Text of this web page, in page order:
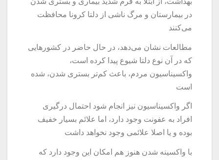
در بیمارستان و مرگ ناشی از دلتا کرونا محافظت
می‌کنند
مطالعات نشان می‌دهد، در حال حاضر در کشورهایی
که در آن نوع دلتا شیوع پیدا کرده است،
واکسیناسیون مردم، باعث کم‌تر بستری شدن، شده
است
اگر واکسیناسیون نیز انجام شود احتمال درگیری
افراد به عفونت وجود دارد، اما علائم بسیار خفیف
بوده و یا اصلا علائمی وجود نخواهد داشت
با واکسینه شدن هنوز هم امکان این وجود دارد که